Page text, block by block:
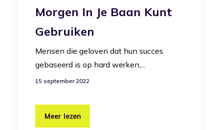
Morgen In Je Baan Kunt
Gebruiken
Mensen die geloven dat hun succes
gebaseerd is op hard werken,...
15 september 2022
Meer lezen